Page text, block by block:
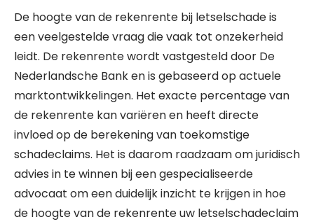
De hoogte van de rekenrente bij letselschade is
een veelgestelde vraag die vaak tot onzekerheid
leidt. De rekenrente wordt vastgesteld door De
Nederlandsche Bank en is gebaseerd op actuele
marktontwikkelingen. Het exacte percentage van
de rekenrente kan variëren en heeft directe
invloed op de berekening van toekomstige
schadeclaims. Het is daarom raadzaam om juridisch
advies in te winnen bij een gespecialiseerde
advocaat om een duidelijk inzicht te krijgen in hoe
de hoogte van de rekenrente uw letselschadeclaim